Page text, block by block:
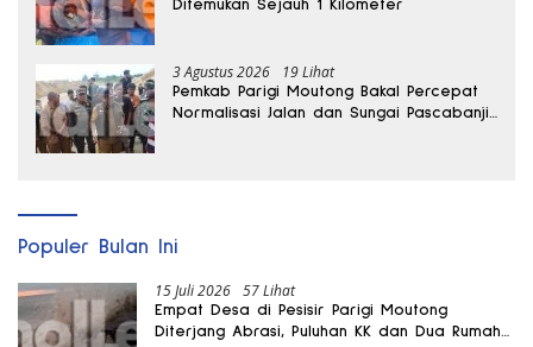
Ditemukan Sejauh 1 Kilometer
3 Agustus 2026 19 Lihat
Pemkab Parigi Moutong Bakal Percepat
Normalisasi Jalan dan Sungai Pascabanjir
Populer Bulan Ini
15 Juli 2026 57 Lihat
Empat Desa di Pesisir Parigi Moutong
Diterjang Abrasi, Puluhan KK dan Dua Rumah